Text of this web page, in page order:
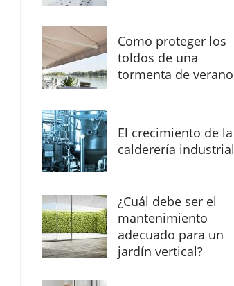
Como proteger los
toldos de una
tormenta de verano
El crecimiento de la
calderería industrial
¿Cuál debe ser el
mantenimiento
adecuado para un
jardín vertical?